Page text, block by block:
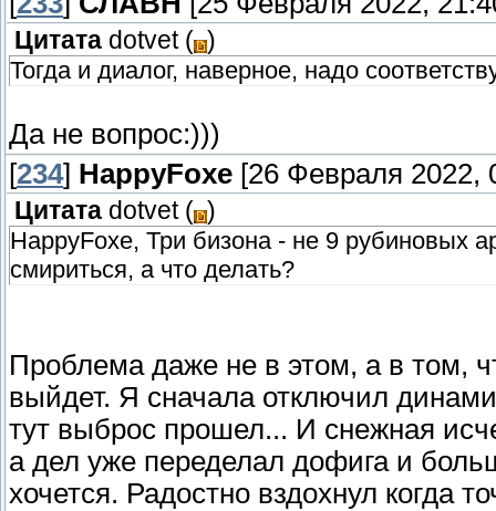
Цитата dotvet( )
Тогда и диалог, наверное, надо
Да не вопрос:)))
[234] HappyFoxe [26 Февраля 2022,
Цитата dotvet( )
HappyFoxe, Три бизона - не 9 рубиновых
смириться, а что делать?
Проблема даже не в этом, а в том,
выйдет. Я сначала отключил
тут выброс прошел... И снежная
а дел уже переделал дофига и
хочется. Радостно вздохнул когда